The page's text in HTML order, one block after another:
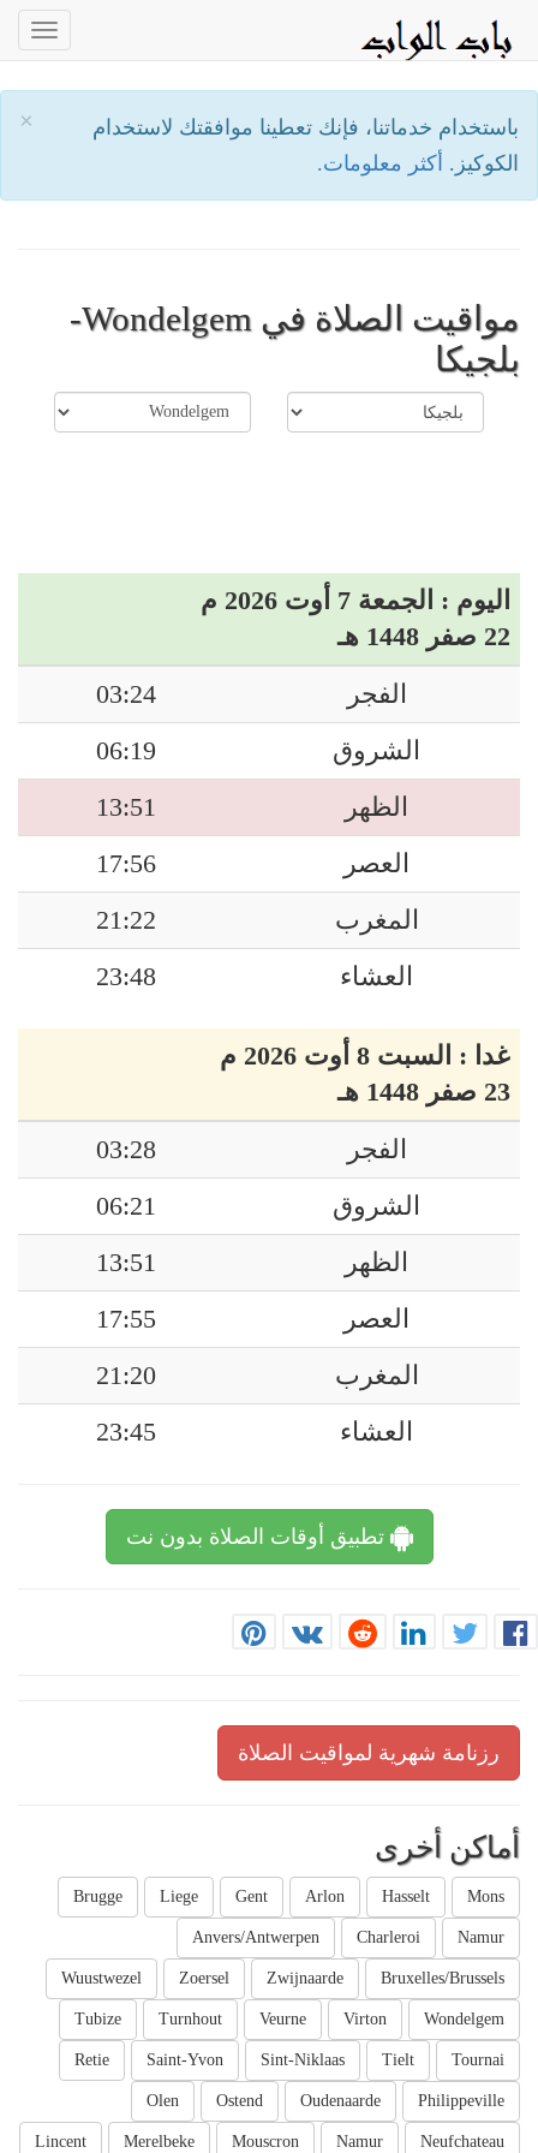
×
باستخدام خدماتنا، فإنك تعطينا موافقتك لاستخدام
الكوكيز. أكثر معلومات.
مواقيت الصلاة في Wondelgem-
بلجيكا
اليوم : الجمعة 7 أوت 2026 م
22 صفر 1448 هـ
الفجر
03:24
الشروق
06:19
الظهر
13:51
العصر
17:56
المغرب
21:22
العشاء
23:48
غدا : السبت 8 أوت 2026 م
23 صفر 1448 هـ
الفجر
03:28
الشروق
06:21
الظهر
13:51
العصر
17:55
المغرب
21:20
العشاء
23:45
تطبيق أوقات الصلاة بدون نت
رزنامة شهرية لمواقيت الصلاة
أماكن أخرى
Mons
Hasselt
Arlon
Gent
Liege
Brugge
Namur
Charleroi
Anvers/Antwerpen
Bruxelles/Brussels
Zwijnaarde
Zoersel
Wuustwezel
Wondelgem
Virton
Veurne
Turnhout
Tubize
Tournai
Tielt
Sint-Niklaas
Saint-Yvon
Retie
Philippeville
Oudenaarde
Ostend
Olen
Neufchateau
Namur
Mouscron
Merelbeke
Lincent